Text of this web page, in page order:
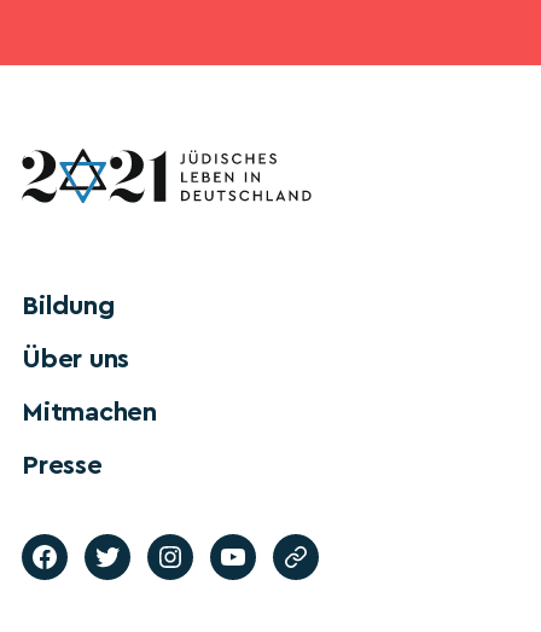
Bildung
Über uns
Mitmachen
Presse